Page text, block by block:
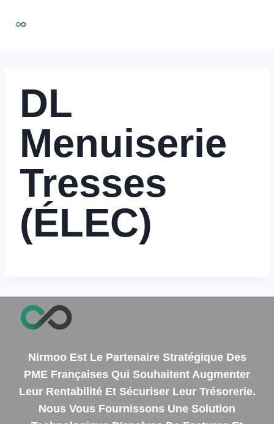
DL
Menuiserie
Tresses
(ÉLEC)
Nirmoo Est Le Partenaire Stratégique Des
PME Françaises Qui Souhaitent Augmenter
Leur Rentabilité Et Sécuriser Leur Trésorerie.
Nous Vous Fournissons Une Solution